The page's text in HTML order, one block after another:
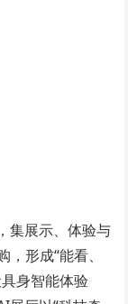
集展示、体验与
形成“能看、
身智能体验